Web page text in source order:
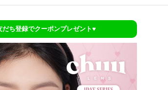
だち登録でクーポンプレゼント♥